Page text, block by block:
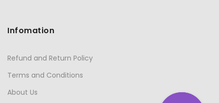
Infomation
Refund and Return Policy
Terms and Conditions
About Us